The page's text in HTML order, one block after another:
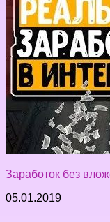
Заработок без
05.01.2019